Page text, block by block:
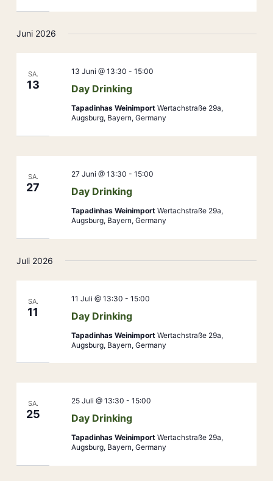
Juni 2026
SA.
13 Day Drinking
13 Juni @ 13:30 - 15:00
Tapadinhas Weinimport Wertachstraße 29a,
Augsburg, Bayern, Germany
SA.
27 Day Drinking
27 Juni @ 13:30 - 15:00
Tapadinhas Weinimport Wertachstraße 29a,
Augsburg, Bayern, Germany
Juli 2026
SA.
11 Day Drinking
11 Juli @ 13:30 - 15:00
Tapadinhas Weinimport Wertachstraße 29a,
Augsburg, Bayern, Germany
SA.
25 Day Drinking
25 Juli @ 13:30 - 15:00
Tapadinhas Weinimport Wertachstraße 29a,
Augsburg, Bayern, Germany